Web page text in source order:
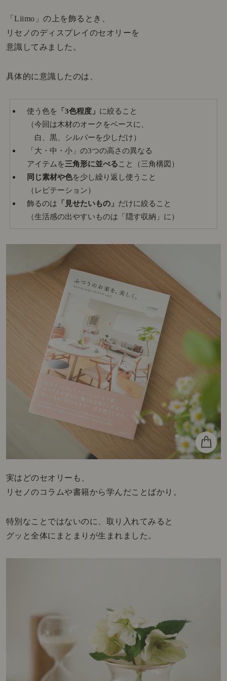
「Liimo」の上を飾るとき、
リセノのディスプレイのセオリーを
意識してみました。
具体的に意識したのは、
使う色を 「3色程度」 に絞ること
（今回は木材のオークをベースに、
白、黒、シルバーを少しだけ）
「大・中・小」の3つの高さの異なる
アイテムを三角形に並べること（三角構図）
同じ素材や色を少し繰り返し使うこと
（レピテーション）
飾るのは 「見せたいもの」 だけに絞ること
（生活感の出やすいものは「隠す収納」に）
実はどのセオリーも、
リセノのコラムや書籍から学んだことばかり。
特別なことではないのに、取り入れてみると
グッと全体にまとまりが生まれました。